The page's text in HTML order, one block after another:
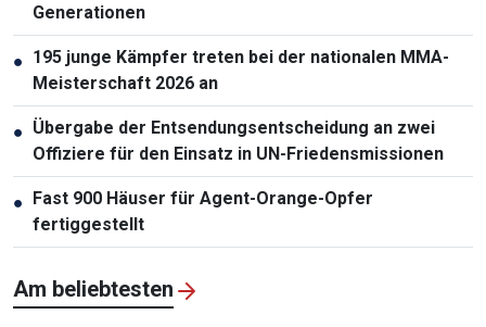
Generationen
● 195 junge Kämpfer treten bei der nationalen MMA-
Meisterschaft 2026 an
● Übergabe der Entsendungsentscheidung an zwei
Offiziere für den Einsatz in UN-Friedensmissionen
● Fast 900 Häuser für Agent-Orange-Opfer
fertiggestellt
Am beliebtesten